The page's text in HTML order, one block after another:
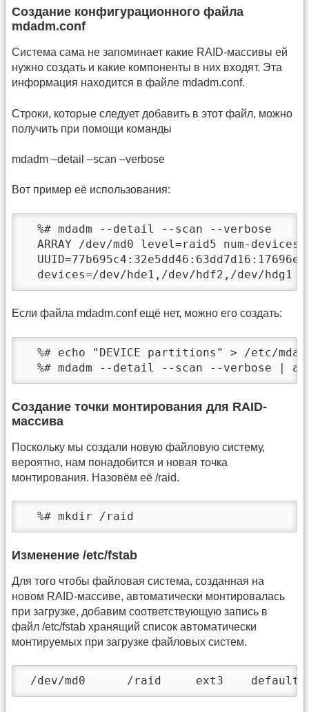
Создание конфигурационного файла
mdadm.conf
Система сама не запоминает какие RAID-массивы ей
нужно создать и какие компоненты в них входят. Эта
информация находится в файле mdadm.conf.
Строки, которые следует добавить в этот файл, можно
получить при помощи команды
mdadm –detail –scan –verbose
Вот пример её использования:
  %# mdadm --detail --scan --verbose
ARRAY /dev/md0 level=raid5 num-
  devices=/dev/hde1,/dev/hdf2,/dev/hdg1
Если файла mdadm.conf ещё нет, можно его создать:
%# echo "DEVICE partitions" > /etc/
%# mdadm --detail --scan --verbose |
Создание точки монтирования для RAID-
массива
Поскольку мы создали новую файловую систему,
вероятно, нам понадобится и новая точка
монтирования. Назовём её /raid.
  %# mkdir /raid
Изменение /etc/fstab
Для того чтобы файловая система, созданная на
новом RAID-массиве, автоматически монтировалась
при загрузке, добавим соответствующую запись в
файл /etc/fstab хранящий список автоматически
монтируемых при загрузке файловых систем.
/dev/md0      /raid     ext3